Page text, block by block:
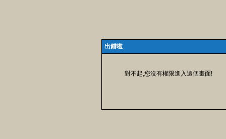
出錯啦
對不起,您沒有權限進入這個畫面!